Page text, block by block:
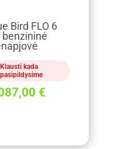
Bird FLO 6
benzininė
Klausti kada
pasipildysime
€